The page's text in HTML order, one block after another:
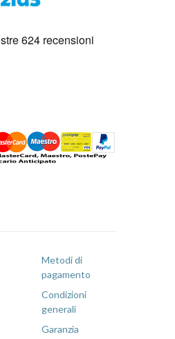
Metodi di
pagamento
Condizioni
generali
Garanzia